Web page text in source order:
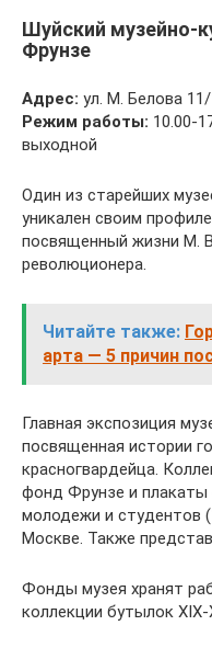
Шуйский музейно-
Фрунзе
Адрес: ул. М. Белова
Режим работы: 10.00-
выходной
Один из старейших
уникален своим
посвященный жизни М.
революционера.
Читайте также:
арта — 5 причин
Главная экспозиция
посвященная истории
красногвардейца.
фонд Фрунзе и плакаты
молодежи и студентов
Москве. Также
Фонды музея хранят
коллекции бутылок